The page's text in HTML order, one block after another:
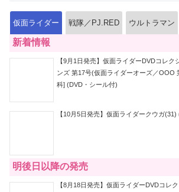
仮面ライダー 戦隊／PJ.RED ウルトラマン
新着情報
【9月1日発売】仮面ライダーDVDコレク
ンズ 第17号(仮面ライダーオーズ／OOO
科] (DVD・シール付)
【10月5日発売】仮面ライダークウガ
明後日以降の発売
【8月18日発売】仮面ライダーDVDコレ